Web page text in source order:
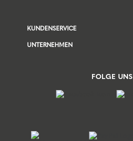
KUNDENSERVICE
UNTERNEHMEN
FOLGE UNS